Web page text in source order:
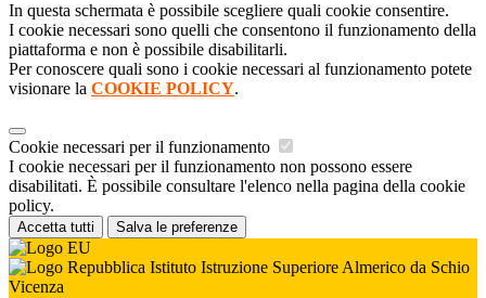
In questa schermata è possibile scegliere quali cookie consentire.
I cookie necessari sono quelli che consentono il funzionamento della
piattaforma e non è possibile disabilitarli.
Per conoscere quali sono i cookie necessari al funzionamento potete
visionare la COOKIE POLICY.
Cookie necessari per il funzionamento
I cookie necessari per il funzionamento non possono essere
disabilitati. È possibile consultare l'elenco nella pagina della cookie
policy.
Accetta tutti Salva le preferenze
Istituto Istruzione Superiore Almerico da Schio
Vicenza